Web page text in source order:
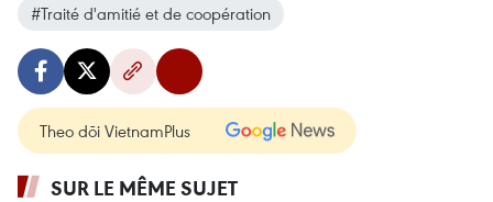
#Traité d'amitié et de coopération
Theo dõi VietnamPlus
SUR LE MÊME SUJET